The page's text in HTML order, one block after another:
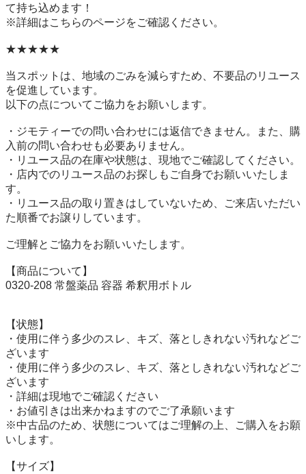
て持ち込めます！
※詳細はこちらのページをご確認ください。
★★★★★
当スポットは、地域のごみを減らすため、不要品のリユース
を促進しています。
以下の点についてご協力をお願いします。
・ジモティーでの問い合わせには返信できません。また、購
入前の問い合わせも必要ありません。
・リユース品の在庫や状態は、現地でご確認してください。
・店内でのリユース品のお探しもご自身でお願いいたしま
す。
・リユース品の取り置きはしていないため、ご来店いただい
た順番でお譲りしています。
ご理解とご協力をお願いいたします。
【商品について】
0320-208 常盤薬品 容器 希釈用ボトル
【状態】
・使用に伴う多少のスレ、キズ、落としきれない汚れなどご
ざいます
・使用に伴う多少のスレ、キズ、落としきれない汚れなどご
ざいます
・詳細は現地でご確認ください
・お値引きは出来かねますのでご了承願います
※中古品のため、状態についてはご理解の上、ご購入をお願
いします。
【サイズ】